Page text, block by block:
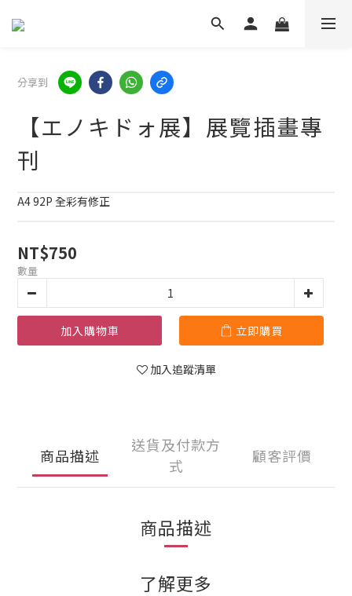
分享到
【エノキドォ展】展覽插畫專
刊
A4 92P 全彩有修正
NT$750
數量
加入購物車 立即購買
加入追蹤清單
商品描述
送貨及付款方
式
顧客評價
商品描述
了解更多